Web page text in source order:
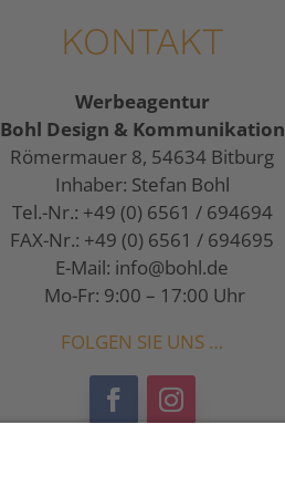
KONTAKT
Werbeagentur
Bohl Design & Kommunikation
Römermauer 8, 54634 Bitburg
Inhaber: Stefan Bohl
Tel.-Nr.: +49 (0) 6561 / 694694
FAX-Nr.: +49 (0) 6561 / 694695
E-Mail: info@bohl.de
Mo-Fr: 9:00 – 17:00 Uhr
FOLGEN SIE UNS …